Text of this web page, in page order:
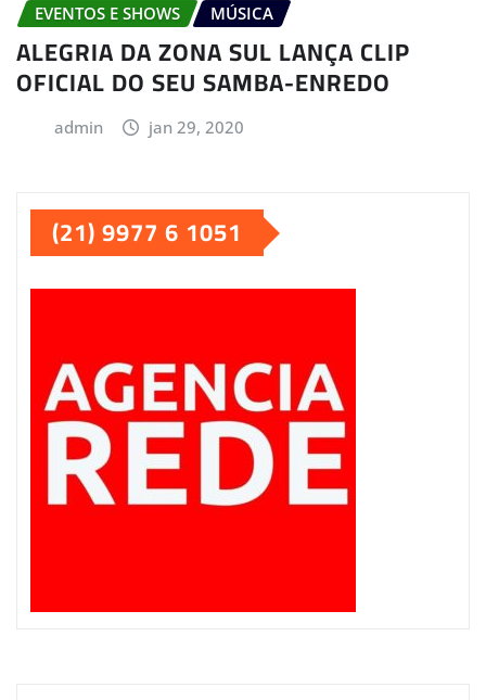
EVENTOS E SHOWS MÚSICA
ALEGRIA DA ZONA SUL LANÇA CLIP
OFICIAL DO SEU SAMBA-ENREDO
admin jan 29, 2020
(21) 9977 6 1051